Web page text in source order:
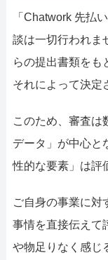
「Chatwork 先払
談は一切行われま
らの提出書類をも
それによって決定
このため、審査は
データ」が中心と
性的な要素」は評
ご自身の事業に対
事情を直接伝えて
や物足りなく感じ